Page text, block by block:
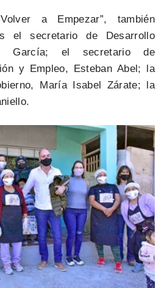
a Empezar”, también
el secretario de Desarrollo
García; el secretario de
y Empleo, Esteban Abel; la
María Isabel Zárate; la